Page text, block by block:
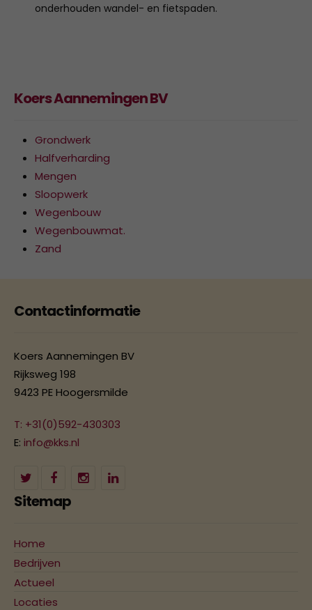
onderhouden wandel- en fietspaden.
Koers Aannemingen BV
Grondwerk
Halfverharding
Mengen
Sloopwerk
Wegenbouw
Wegenbouwmat.
Zand
Contactinformatie
Koers Aannemingen BV
Rijksweg 198
9423 PE Hoogersmilde
T: +31(0)592-430303
E: info@kks.nl
Sitemap
Home
Bedrijven
Actueel
Locaties